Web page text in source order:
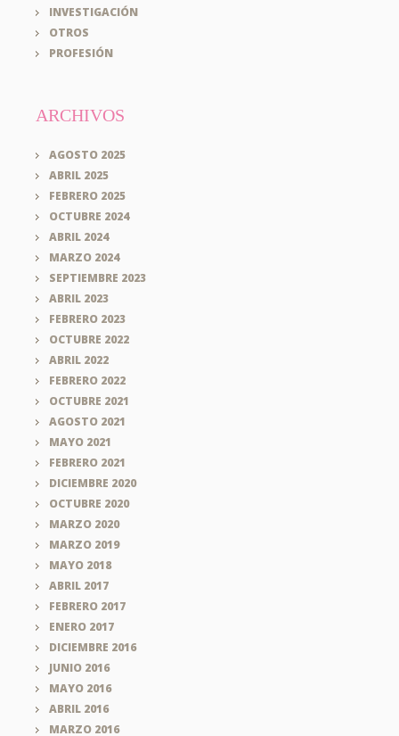
INVESTIGACIÓN
OTROS
PROFESIÓN
ARCHIVOS
AGOSTO 2025
ABRIL 2025
FEBRERO 2025
OCTUBRE 2024
ABRIL 2024
MARZO 2024
SEPTIEMBRE 2023
ABRIL 2023
FEBRERO 2023
OCTUBRE 2022
ABRIL 2022
FEBRERO 2022
OCTUBRE 2021
AGOSTO 2021
MAYO 2021
FEBRERO 2021
DICIEMBRE 2020
OCTUBRE 2020
MARZO 2020
MARZO 2019
MAYO 2018
ABRIL 2017
FEBRERO 2017
ENERO 2017
DICIEMBRE 2016
JUNIO 2016
MAYO 2016
ABRIL 2016
MARZO 2016